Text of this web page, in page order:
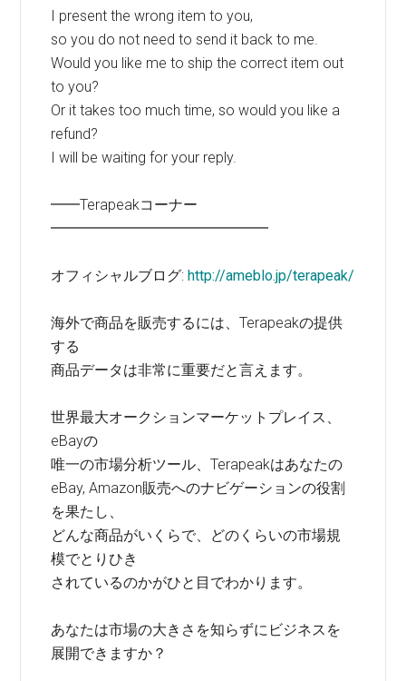
I present the wrong item to you,
so you do not need to send it back to me.
Would you like me to ship the correct item out
to you?
Or it takes too much time, so would you like a
refund?
I will be waiting for your reply.
━━Terapeakコーナー
━━━━━━━━━━━━━━━
オフィシャルブログ:http://ameblo.jp/terapeak/
海外で商品を販売するには、Terapeakの提供
する
商品データは非常に重要だと言えます。
世界最大オークションマーケットプレイス、
eBayの
唯一の市場分析ツール、Terapeakはあなたの
eBay, Amazon販売へのナビゲーションの役割
を果たし、
どんな商品がいくらで、どのくらいの市場規
模でとりひき
されているのかがひと目でわかります。
あなたは市場の大きさを知らずにビジネスを
展開できますか？